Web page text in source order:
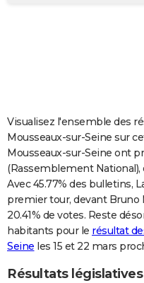
Carte de Noël
Carte Bonne année
Carte Saint-Valentin
Carte Pâques
Carte d'anniversaire
DICTIONNAIRE
Dictionnaire
Biographies
Citations
Expressions
Proverbes
COPAINS D'AVANT
S'inscrire
Se connecter
Lycées
Collèges
Primaires
Universités
Entreprises
Service militaire
Avis de recherche
AVIS DE DÉCÈS
FORUM
Bricolage
Lifestyle
Culture
Sport
Auto
Television
Voyage
Cinema
Visualisez l'ensemble des
Mousseaux-sur-Seine sur
Mousseaux-sur-Seine ont
(Rassemblement National),
Avec 45.77% des bulletins,
premier tour, devant Bruno
20.41% de votes. Reste
habitants pour le résultat
Seine les 15 et 22 mars
Résultats